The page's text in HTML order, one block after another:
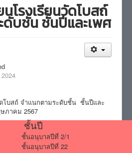
โรงเรียนวัดโบสถ์
ดับชั้น ชั้นปีและเพศ
โบสถ์ จำแนกตามระดับชั้น ชั้นปีและ
ภาคม 2567
ชั้นปี
ชั้นอนุบาลปีที่ 2/1
ชั้นอนุบาลปีที่ 22